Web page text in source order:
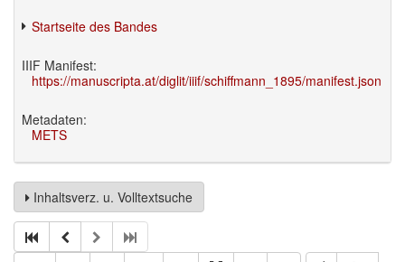
Startseite des Bandes
IIIF Manifest:
https://manuscripta.at/diglit/iiif/schiffmann_1895/manifest.json
Metadaten:
METS
Inhaltsverz. u. Volltextsuche